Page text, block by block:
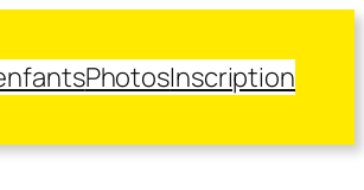
PhotosInscription